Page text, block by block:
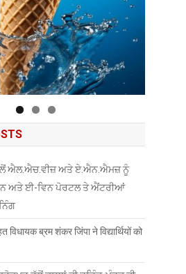
ਐਲ.ਐਚ.ਵੀਜ਼ ਅਤੇ ਏ.ਐਨ.ਐਮਜ਼ ਨੂੰ
ਅਤੇ ਈ-ਵਿਨ ਪੋਰਟਲ ਤੇ ਐਂਟਰੀਆਂ
विधायक ब्रम शंकर जिंपा ने विद्यार्थियों को